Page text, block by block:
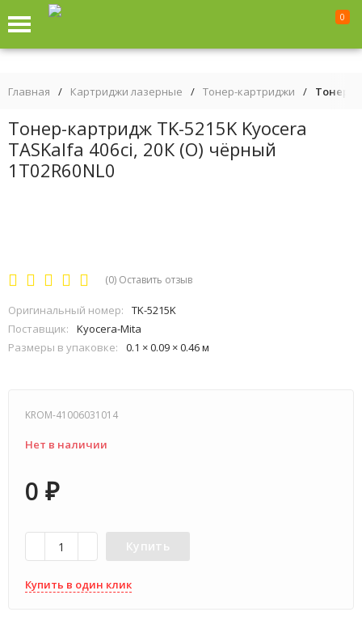
0
Главная / Картриджи лазерные / Тонер-картриджи / Тонер-
Тонер-картридж TK-5215K Kyocera
TASKalfa 406ci, 20К (O) чёрный
1T02R60NL0
(0) Оставить отзыв
Оригинальный номер:
TK-5215K
Поставщик:
Kyocera-Mita
Размеры в упаковке:
0.1 × 0.09 × 0.46 м
KROM-41006031014
Нет в наличии
0 ₽
Купить
Купить в один клик